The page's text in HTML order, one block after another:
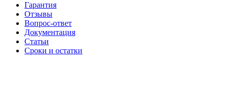
Гарантия
Отзывы
Вопрос-ответ
Документация
Статьи
Сроки и остатки